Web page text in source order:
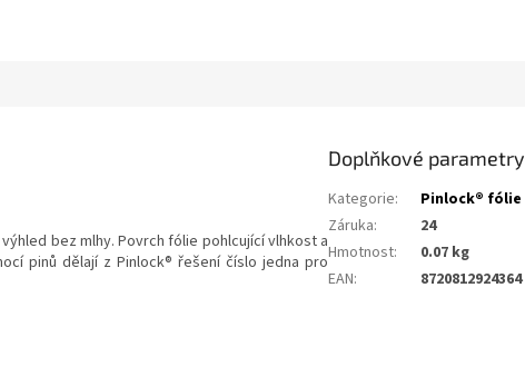
bez mlhy. Povrch fólie pohlcující vlhkost a
pinů dělají z Pinlock® řešení číslo jedna pro
Doplňkové parametry
Kategorie:
Pinlock® fólie
Záruka:
24
Hmotnost:
0.07 kg
EAN: 8720812924364